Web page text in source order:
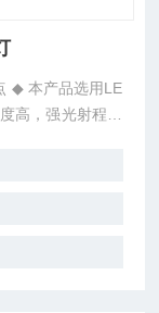
◆ 本产品选用LE
高，强光射程达
班、作业、巡查